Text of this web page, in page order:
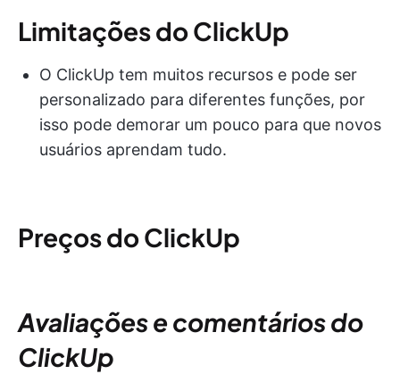
Limitações do ClickUp
O ClickUp tem muitos recursos e pode ser
personalizado para diferentes funções, por
isso pode demorar um pouco para que novos
usuários aprendam tudo.
Preços do ClickUp
Avaliações e comentários do
ClickUp